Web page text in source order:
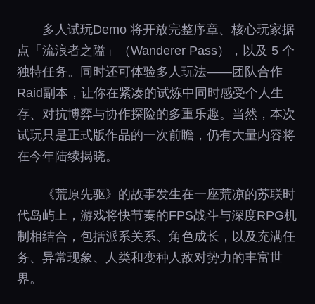
多人试玩Demo 将开放完整序章、核心玩家据
点「流浪者之隘」（Wanderer Pass），以及 5 个
独特任务。同时还可体验多人玩法——团队合作
Raid副本，让你在紧凑的试炼中同时感受个人生
存、对抗博弈与协作探险的多重乐趣。当然，本次
试玩只是正式版作品的一次前瞻，仍有大量内容将
在今年陆续揭晓。
《荒原先驱》的故事发生在一座荒凉的苏联时
代岛屿上，游戏将快节奏的FPS战斗与深度RPG机
制相结合，包括派系关系、角色成长，以及充满任
务、异常现象、人类和变种人敌对势力的丰富世
界。